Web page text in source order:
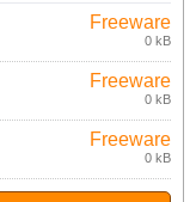
Freeware
0 kB
Freeware
0 kB
Freeware
0 kB